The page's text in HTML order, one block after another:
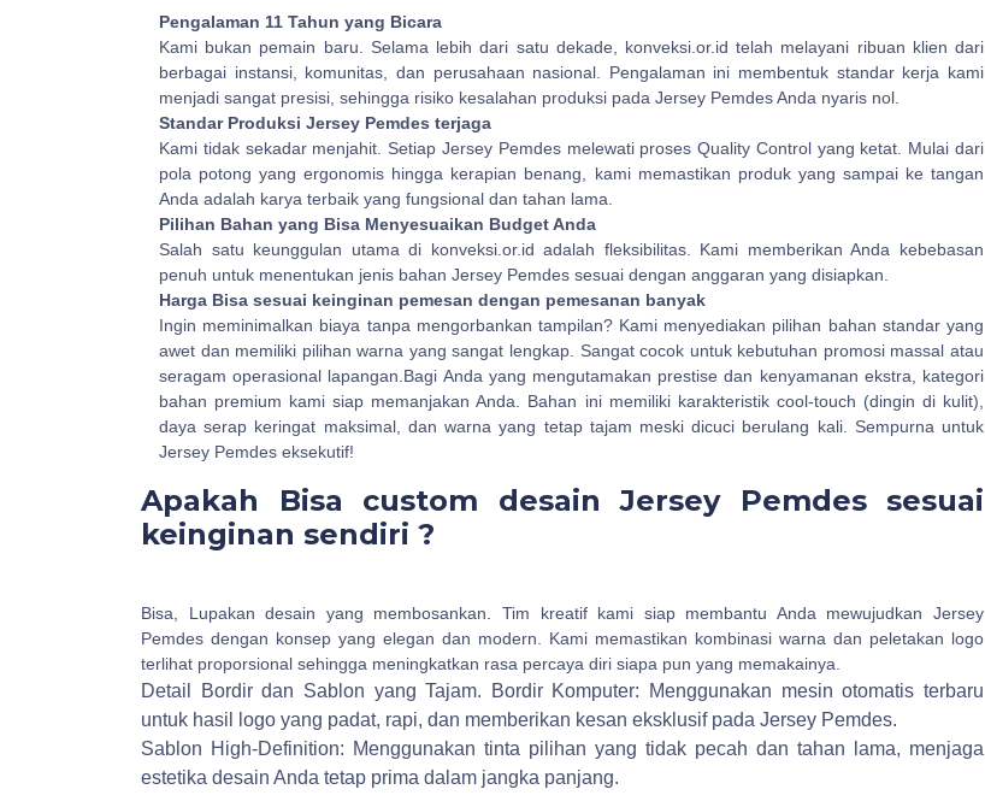
Pengalaman 11 Tahun yang Bicara
Kami bukan pemain baru. Selama lebih dari satu dekade, konveksi.or.id telah melayani ribuan klien dari
berbagai instansi, komunitas, dan perusahaan nasional. Pengalaman ini membentuk standar kerja kami
menjadi sangat presisi, sehingga risiko kesalahan produksi pada Jersey Pemdes Anda nyaris nol.
Standar Produksi Jersey Pemdes terjaga
Kami tidak sekadar menjahit. Setiap Jersey Pemdes melewati proses Quality Control yang ketat. Mulai dari
pola potong yang ergonomis hingga kerapian benang, kami memastikan produk yang sampai ke tangan
Anda adalah karya terbaik yang fungsional dan tahan lama.
Pilihan Bahan yang Bisa Menyesuaikan Budget Anda
Salah satu keunggulan utama di konveksi.or.id adalah fleksibilitas. Kami memberikan Anda kebebasan
penuh untuk menentukan jenis bahan Jersey Pemdes sesuai dengan anggaran yang disiapkan.
Harga Bisa sesuai keinginan pemesan dengan pemesanan banyak
Ingin meminimalkan biaya tanpa mengorbankan tampilan? Kami menyediakan pilihan bahan standar yang
awet dan memiliki pilihan warna yang sangat lengkap. Sangat cocok untuk kebutuhan promosi massal atau
seragam operasional lapangan.Bagi Anda yang mengutamakan prestise dan kenyamanan ekstra, kategori
bahan premium kami siap memanjakan Anda. Bahan ini memiliki karakteristik cool-touch (dingin di kulit),
daya serap keringat maksimal, dan warna yang tetap tajam meski dicuci berulang kali. Sempurna untuk
Jersey Pemdes eksekutif!
Apakah Bisa custom desain Jersey Pemdes sesuai
keinginan sendiri ?
Bisa, Lupakan desain yang membosankan. Tim kreatif kami siap membantu Anda mewujudkan Jersey
Pemdes dengan konsep yang elegan dan modern. Kami memastikan kombinasi warna dan peletakan logo
terlihat proporsional sehingga meningkatkan rasa percaya diri siapa pun yang memakainya.
Detail Bordir dan Sablon yang Tajam.
Bordir Komputer: Menggunakan mesin otomatis terbaru
untuk hasil logo yang padat, rapi, dan memberikan kesan eksklusif pada Jersey Pemdes.
Sablon High-Definition: Menggunakan tinta pilihan yang tidak pecah dan tahan lama, menjaga
estetika desain Anda tetap prima dalam jangka panjang.